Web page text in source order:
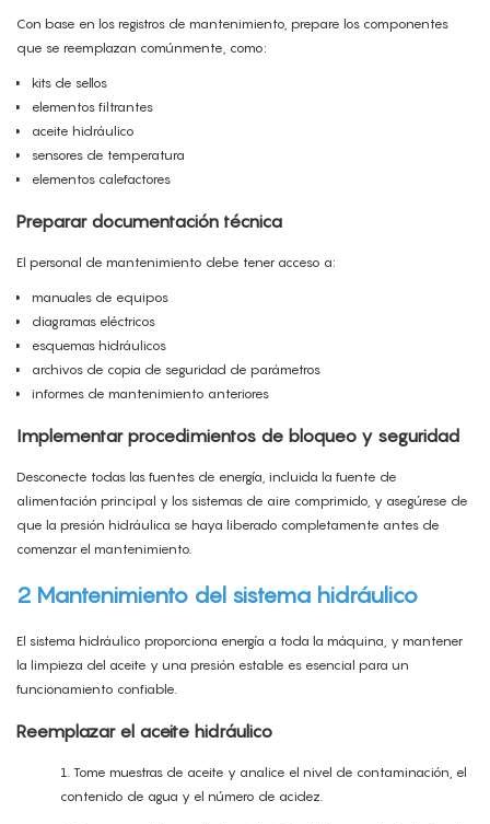
Con base en los registros de mantenimiento, prepare los componentes
que se reemplazan comúnmente, como:
kits de sellos
elementos filtrantes
aceite hidráulico
sensores de temperatura
elementos calefactores
Preparar documentación técnica
El personal de mantenimiento debe tener acceso a:
manuales de equipos
diagramas eléctricos
esquemas hidráulicos
archivos de copia de seguridad de parámetros
informes de mantenimiento anteriores
Implementar procedimientos de bloqueo y seguridad
Desconecte todas las fuentes de energía, incluida la fuente de
alimentación principal y los sistemas de aire comprimido, y asegúrese de
que la presión hidráulica se haya liberado completamente antes de
comenzar el mantenimiento.
2 Mantenimiento del sistema hidráulico
El sistema hidráulico proporciona energía a toda la máquina, y mantener
la limpieza del aceite y una presión estable es esencial para un
funcionamiento confiable.
Reemplazar el aceite hidráulico
1. Tome muestras de aceite y analice el nivel de contaminación, el
contenido de agua y el número de acidez.